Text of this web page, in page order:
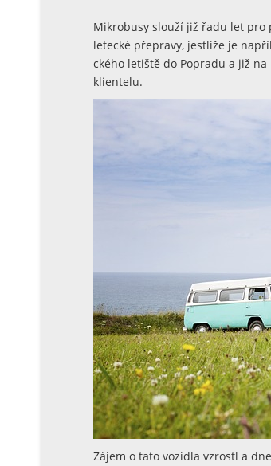
Mikrobusy slouží již řadu let pro
letecké přepravy, jestliže je
ckého letiště do Popradu a již
klientelu.
Zájem o tato vozidla vzrostl a